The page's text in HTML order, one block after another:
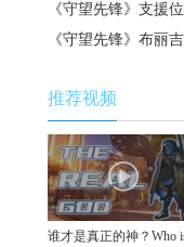
《守望先锋》支援
《守望先锋》布丽
推荐视频
谁才是真正的神？Who